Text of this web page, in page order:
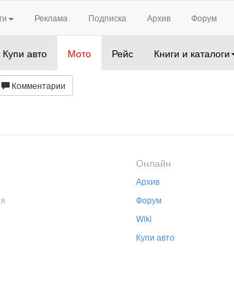
Реклама Подписка Архив Форум
Купи авто Мото Рейс Книги и каталоги
Комментарии
Онлайн
Архив
Форум
Wiki
Купи авто